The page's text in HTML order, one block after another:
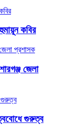
কবির
জেলা
গুরুত্ব